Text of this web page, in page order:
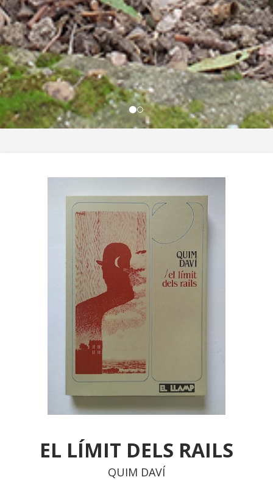
EL LÍMIT DELS RAILS
QUIM DAVÍ